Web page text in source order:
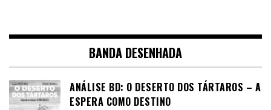
BANDA DESENHADA
ANÁLISE BD: O DESERTO DOS TÁRTAROS – A
ESPERA COMO DESTINO